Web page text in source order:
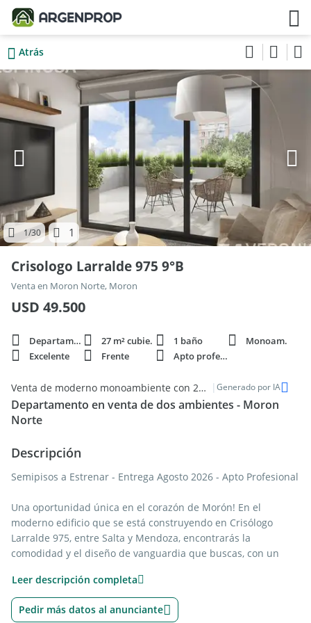
Atrás
1/30 1
Crisologo Larralde 975 9°B
Venta en Moron Norte, Moron
USD 49.500
Departamento 27 m² cubie. 1 baño
Monoam.
Excelente
Frente Apto profesi.
Venta de moderno monoambiente con 27m² en Morón Norte | Generado por IA
Departamento en venta de dos ambientes - Moron
Norte
Descripción
Semipisos a Estrenar - Entrega Agosto 2026 - Apto Profesional
Una oportunidad única en el corazón de Morón! En el
moderno edificio que se está construyendo en Crisólogo
Larralde 975, entre Salta y Mendoza, encontrarás la
comodidad y el diseño de vanguardia que buscas, con un
Ubicación Inmejorable:
A solo dos cuadras de la Estación de Tren y la Universidad de
Leer descripción completa
Pedir más datos al anunciante